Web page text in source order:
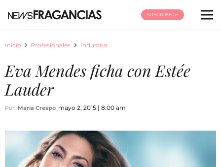
SUSCRÍBETE
Inicio Profesionales Industria
Eva Mendes ficha con Estée
Lauder
Por: María Crespo mayo 2, 2015 | 8:00 am